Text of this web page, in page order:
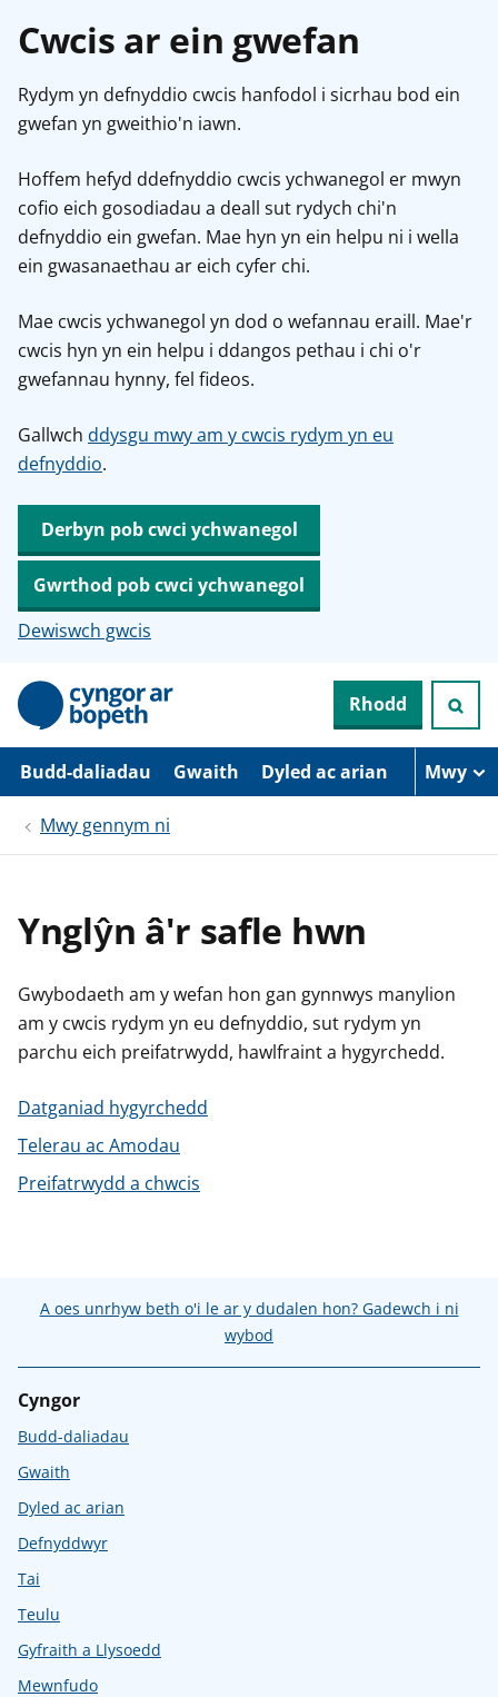
Cwcis ar ein gwefan
Rydym yn defnyddio cwcis hanfodol i sicrhau bod ein
gwefan yn gweithio'n iawn.
Hoffem hefyd ddefnyddio cwcis ychwanegol er mwyn
cofio eich gosodiadau a deall sut rydych chi'n
defnyddio ein gwefan. Mae hyn yn ein helpu ni i wella
ein gwasanaethau ar eich cyfer chi.
Mae cwcis ychwanegol yn dod o wefannau eraill. Mae'r
cwcis hyn yn ein helpu i ddangos pethau i chi o'r
gwefannau hynny, fel fideos.
Gallwch ddysgu mwy am y cwcis rydym yn eu
defnyddio.
Derbyn pob cwci ychwanegol
Gwrthod pob cwci ychwanegol
Dewiswch gwcis
N
d
r
w
Rhodd
Budd-daliadau Gwaith Dyled ac arian Mwy
Mwy gennym ni
Ynglŷn â'r safle hwn
Gwybodaeth am y wefan hon gan gynnwys manylion
am y cwcis rydym yn eu defnyddio, sut rydym yn
parchu eich preifatrwydd, hawlfraint a hygyrchedd.
Datganiad hygyrchedd
Telerau ac Amodau
Preifatrwydd a chwcis
A oes unrhyw beth o'i le ar y dudalen hon? Gadewch i ni
wybod
Cyngor
Budd-daliadau
Gwaith
Dyled ac arian
Defnyddwyr
Tai
Teulu
Gyfraith a Llysoedd
Mewnfudo